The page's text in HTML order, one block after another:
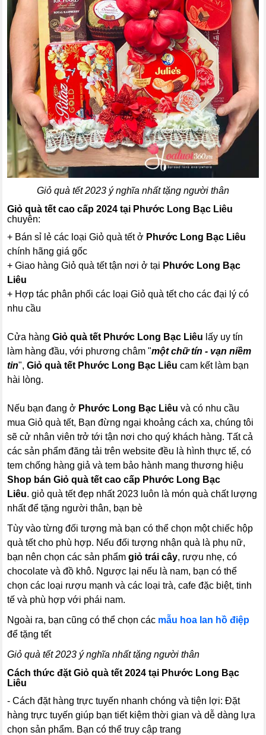
Giỏ quà tết 2023 ý nghĩa nhất tặng người thân
Giỏ quà tết cao cấp 2024 tại Phước Long Bạc Liêu
chuyên:
+ Bán sỉ lẻ các loại Giỏ quà tết ở Phước Long Bạc Liêu
chính hãng giá gốc
+ Giao hàng Giỏ quà tết tận nơi ở tại Phước Long Bạc
Liêu
+ Hợp tác phân phối các loại Giỏ quà tết cho các đại lý có
nhu cầu
Cửa hàngGiỏ quà tết Phước Long Bạc Liêu lấy uy tín
làm hàng đầu, với phương châm "một chữ tín - vạn niềm
tin",Giỏ quà tết Phước Long Bạc Liêu cam kết làm bạn
hài lòng.
Nếu bạn đang ở Phước Long Bạc Liêu và có nhu cầu
mua Giỏ quà tết, Bạn đừng ngại khoảng cách xa, chúng tôi
sẽ cử nhân viên trở tới tận nơi cho quý khách hàng. Tất cả
các sản phẩm đăng tải trên website đều là hình thực tế, có
tem chống hàng giả và tem bảo hành mang thương hiệu
Shop bán Giỏ quà tết cao cấp Phước Long Bạc
Liêu. giỏ quà tết đẹp nhất 2023 luôn là món quà chất lượng
nhất để tặng người thân, bạn bè
Tùy vào từng đối tượng mà bạn có thể chọn một chiếc hộp
quà tết cho phù hợp. Nếu đối tượng nhận quà là phụ nữ,
bạn nên chọn các sản phẩmgiỏ trái cây, rượu nhẹ, có
chocolate và đồ khô. Ngược lại nếu là nam, bạn có thể
chọn các loại rượu mạnh và các loại trà, cafe đặc biệt, tinh
tế và phù hợp với phái nam.
Ngoài ra, bạn cũng có thể chọn các mẫu hoa lan hồ điệp
để tặng tết
Giỏ quà tết 2023 ý nghĩa nhất tặng người thân
Cách thức đặt Giỏ quà tết 2024 tại Phước Long Bạc
Liêu
- Cách đặt hàng trực tuyến nhanh chóng và tiện lợi: Đặt
hàng trực tuyến giúp bạn tiết kiệm thời gian và dễ dàng lựa
chọn sản phẩm. Bạn có thể truy cập trang